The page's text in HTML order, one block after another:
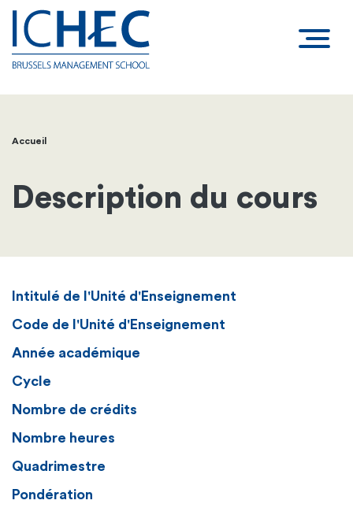
Fil
d'Ariane
Accueil
Description du cours
Intitulé de l'Unité d'Enseignement
Code de l'Unité d'Enseignement
Année académique
Cycle
Nombre de crédits
Nombre heures
Quadrimestre
Pondération